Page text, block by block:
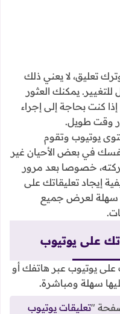
تعليق، لا يعني ذلك
للتغيير. يمكنك العثور
كنت بحاجة إلى إجراء
وقت طويل.
يوتيوب وتقوم
نفسك في بعض الأحيان غير
خصوصا بعد مرور
إيجاد تعليقاتك على
سهلة لعرض جميع
على يوتيوب
يوتيوب عبر هاتفك أو
سهلة ومباشرة.
"تعليقات يوتيوب